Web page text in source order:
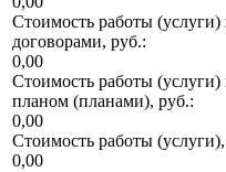
Стоимость работы
договорами, руб.:
0,00
Стоимость работы
планом (планами), руб.:
0,00
Стоимость работы
0,00